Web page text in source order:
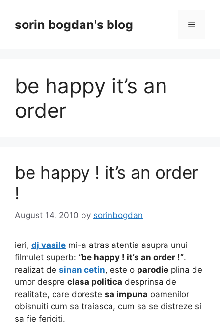
contentsorin bogdan's blog Menu
be happy it’s an
order
be happy ! it’s an order
!
August 14, 2010 by sorinbogdan
ieri, dj vasile mi-a atras atentia asupra unui
filmulet superb: “be happy ! it’s an order !”.
realizat de sinan cetin, este o parodie plina de
umor despre clasa politica desprinsa de
realitate, care doreste sa impuna oamenilor
obisnuiti cum sa traiasca, cum sa se distreze si
sa fie fericiti.